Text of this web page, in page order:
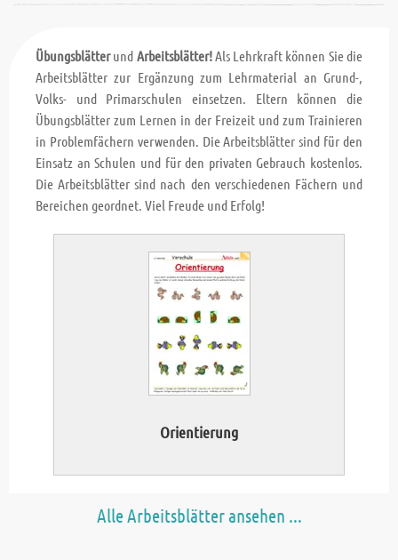
Übungsblätterund Arbeitsblätter!Als Lehrkraft können Sie die
Arbeitsblätter zur Ergänzung zum Lehrmaterial an Grund-,
Volks- und Primarschulen einsetzen. Eltern können die
Übungsblätter zum Lernen in der Freizeit und zum Trainieren
in Problemfächern verwenden. Die Arbeitsblätter sind für den
Einsatz an Schulen und für den privaten Gebrauch kostenlos.
Die Arbeitsblätter sind nach den verschiedenen Fächern und
Bereichen geordnet. Viel Freude und Erfolg!
Orientierung
Alle Arbeitsblätter ansehen ...